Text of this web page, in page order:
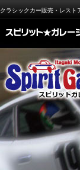
クラシックカー販売・レス